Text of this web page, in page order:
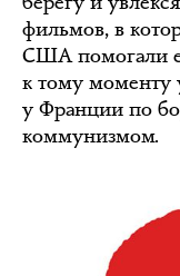
фильмов, в
США помогали
к тому моменту
у Франции по
коммунизмом.